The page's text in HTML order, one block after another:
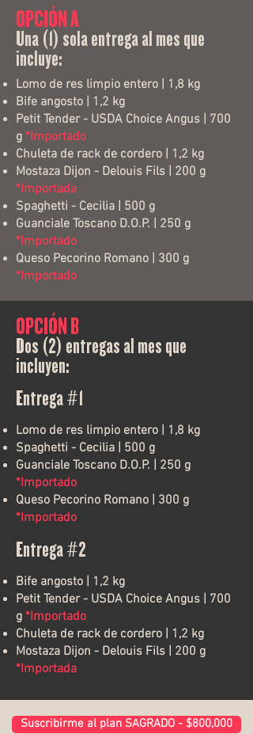
OPCIÓN A
Una (1) sola entrega al mes que
incluye:
Lomo de res limpio entero | 1,8 kg
Bife angosto | 1,2 kg
Petit Tender - USDA Choice Angus | 700
g *Importado
Chuleta de rack de cordero | 1,2 kg
Mostaza Dijon - Delouis Fils | 200 g
*Importada
Spaghetti - Cecilia | 500 g
Guanciale Toscano D.O.P. | 250 g
*Importado
Queso Pecorino Romano | 300 g
*Importado
OPCIÓN B
Dos (2) entregas al mes que
incluyen:
Entrega #1
Lomo de res limpio entero | 1,8 kg
Spaghetti - Cecilia | 500 g
Guanciale Toscano D.O.P. | 250 g
*Importado
Queso Pecorino Romano | 300 g
*Importado
Entrega #2
Bife angosto | 1,2 kg
Petit Tender - USDA Choice Angus | 700
g *Importado
Chuleta de rack de cordero | 1,2 kg
Mostaza Dijon - Delouis Fils | 200 g
*Importada
Suscribirme al plan SAGRADO - $800,000